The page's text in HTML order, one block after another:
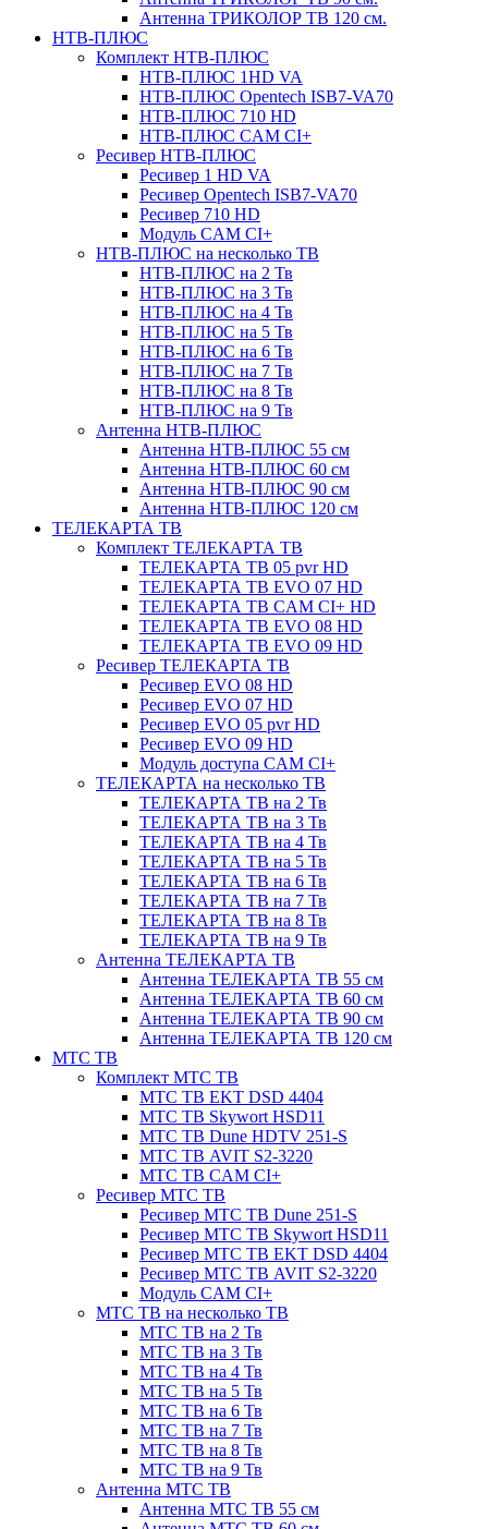
Антенна ТРИКОЛОР ТВ 120 см.
НТВ-ПЛЮС
Комплект НТВ-ПЛЮС
НТВ-ПЛЮС 1HD VA
НТВ-ПЛЮС Opentech ISB7-VA70
НТВ-ПЛЮС 710 HD
НТВ-ПЛЮС CAM CI+
Ресивер НТВ-ПЛЮС
Ресивер 1 HD VA
Ресивер Opentech ISB7-VA70
Ресивер 710 HD
Модуль CAM CI+
НТВ-ПЛЮС на несколько ТВ
НТВ-ПЛЮС на 2 Тв
НТВ-ПЛЮС на 3 Тв
НТВ-ПЛЮС на 4 Тв
НТВ-ПЛЮС на 5 Тв
НТВ-ПЛЮС на 6 Тв
НТВ-ПЛЮС на 7 Тв
НТВ-ПЛЮС на 8 Тв
НТВ-ПЛЮС на 9 Тв
Антенна НТВ-ПЛЮС
Антенна НТВ-ПЛЮС 55 см
Антенна НТВ-ПЛЮС 60 см
Антенна НТВ-ПЛЮС 90 см
Антенна НТВ-ПЛЮС 120 см
ТЕЛЕКАРТА ТВ
Комплект ТЕЛЕКАРТА ТВ
ТЕЛЕКАРТА ТВ 05 pvr HD
ТЕЛЕКАРТА ТВ EVO 07 HD
ТЕЛЕКАРТА ТВ CAM CI+ HD
ТЕЛЕКАРТА ТВ EVO 08 HD
ТЕЛЕКАРТА ТВ EVO 09 HD
Ресивер ТЕЛЕКАРТА ТВ
Ресивер EVO 08 HD
Ресивер EVO 07 HD
Ресивер EVO 05 pvr HD
Ресивер EVO 09 HD
Модуль доступа CAM CI+
ТЕЛЕКАРТА на несколько ТВ
ТЕЛЕКАРТА ТВ на 2 Тв
ТЕЛЕКАРТА ТВ на 3 Тв
ТЕЛЕКАРТА ТВ на 4 Тв
ТЕЛЕКАРТА ТВ на 5 Тв
ТЕЛЕКАРТА ТВ на 6 Тв
ТЕЛЕКАРТА ТВ на 7 Тв
ТЕЛЕКАРТА ТВ на 8 Тв
ТЕЛЕКАРТА ТВ на 9 Тв
Антенна ТЕЛЕКАРТА ТВ
Антенна ТЕЛЕКАРТА ТВ 55 см
Антенна ТЕЛЕКАРТА ТВ 60 см
Антенна ТЕЛЕКАРТА ТВ 90 см
Антенна ТЕЛЕКАРТА ТВ 120 см
МТС ТВ
Комплект МТС ТВ
МТС ТВ EKT DSD 4404
МТС ТВ Skywort HSD11
МТС ТВ Dune HDTV 251-S
МТС ТВ AVIT S2-3220
МТС ТВ CAM CI+
Ресивер МТС ТВ
Ресивер МТС ТВ Dune 251-S
Ресивер МТС ТВ Skywort HSD11
Ресивер МТС ТВ EKT DSD 4404
Ресивер МТС ТВ AVIT S2-3220
Модуль CAM CI+
МТС ТВ на несколько ТВ
МТС ТВ на 2 Тв
МТС ТВ на 3 Тв
МТС ТВ на 4 Тв
МТС ТВ на 5 Тв
МТС ТВ на 6 Тв
МТС ТВ на 7 Тв
МТС ТВ на 8 Тв
МТС ТВ на 9 Тв
Антенна МТС ТВ
Антенна МТС ТВ 55 см